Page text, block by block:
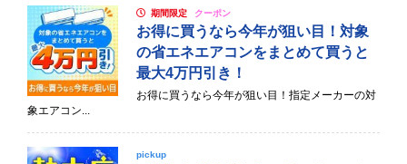
期間限定 クーポン
お得に買うなら今年が狙い目！対象
の省エネエアコンをまとめて買うと
最大4万円引き！
お得に買うなら今年が狙い目！指定メーカーの対
象エアコン...
pickup